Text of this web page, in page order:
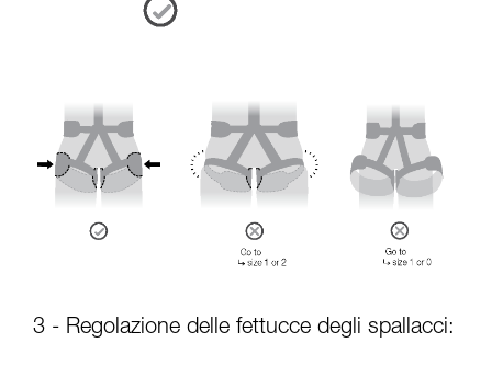
3 - Regolazione delle fettucce degli spallacci: